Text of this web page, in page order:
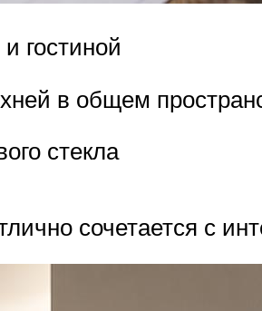
гостиной
в общем
стекла
сочетается с